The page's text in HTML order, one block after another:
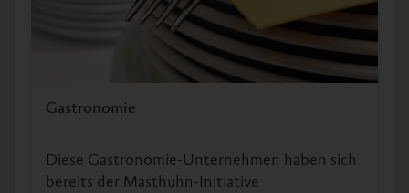
Gastronomie
Diese Gastronomie-Unternehmen haben sich
bereits der Masthuhn-Initiative